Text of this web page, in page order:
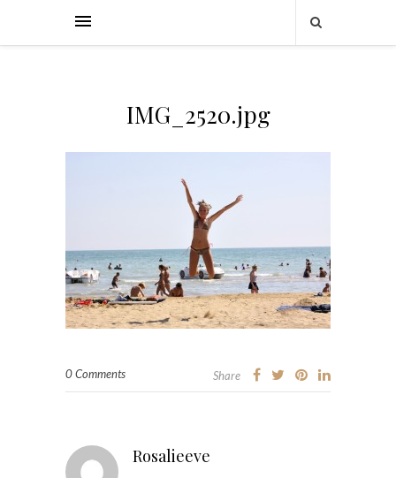
IMG_2520.jpg
0 Comments Share
Rosalieeve